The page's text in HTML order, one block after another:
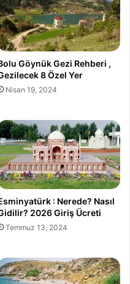
Göynük Gezi Rehberi ,
8 Özel Yer
Nisan 19, 2024
: Nerede? Nasıl
2026 Giriş Ücreti
Temmuz 13, 2024